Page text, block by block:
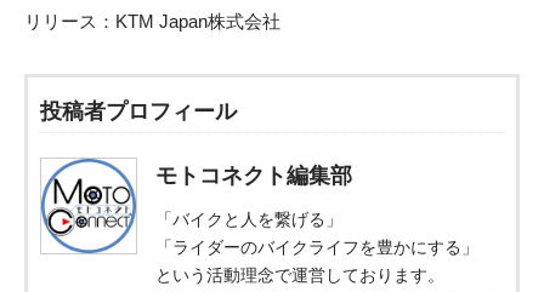
リリース： KTM Japan株式会社
投稿者プロフィール
モトコネクト編集部
「バイクと人を繋げる」
「ライダーのバイクライフを豊かにする」
という活動理念で運営しております。